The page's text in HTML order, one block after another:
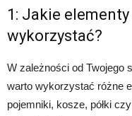
1: Jakie
wykorzystać?
W zależności od Twojego
warto wykorzystać różne
pojemniki, kosze, półki